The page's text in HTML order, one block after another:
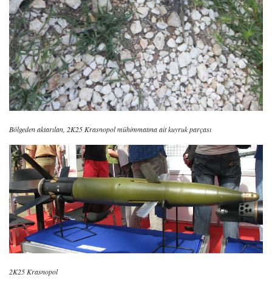
Bölgeden aktarılan, 2K25 Krasnopol mühimmatına ait kuyruk parçası
2K25 Krasnopol